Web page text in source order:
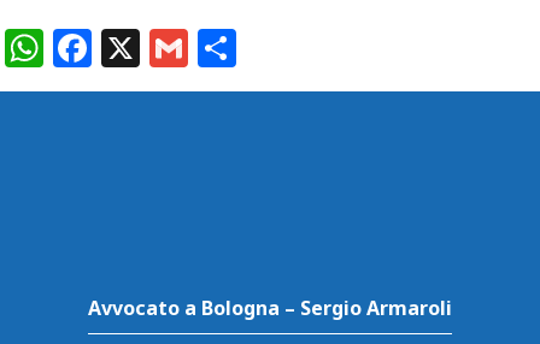
W
h
F
a
k
X G
m o
Avvocato a Bologna – Sergio Armaroli